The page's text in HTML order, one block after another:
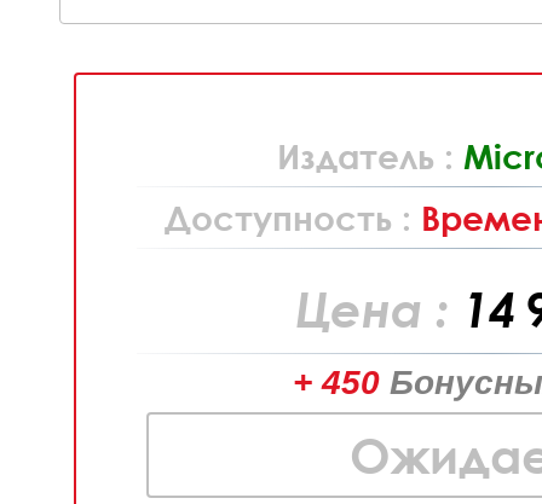
Издатель :
Доступность :
Цена : 14
+ 450